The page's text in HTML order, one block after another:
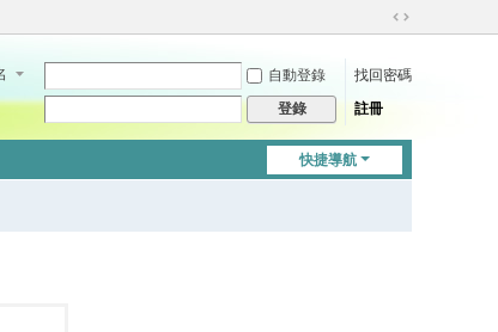
切
到
自動登錄
找回密碼
登錄 註冊
快捷導航